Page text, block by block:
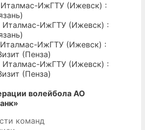
Италмас-ИжГТУ (Ижевск) :
Италмас-ИжГТУ (Ижевск) :
Италмас-ИжГТУ (Ижевск) :
(Пенза)
Италмас-ИжГТУ (Ижевск) :
(Пенза)
волейбола АО
команд